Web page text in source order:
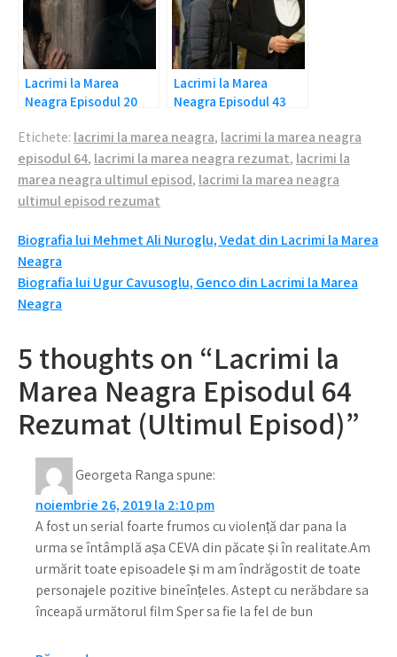
Lacrimi la Marea
Neagra Episodul 20
Lacrimi la Marea
Neagra Episodul 43
sun dezvaluite!
Etichete: lacrimi la marea neagra, lacrimi la marea neagra
episodul 64, lacrimi la marea neagra rezumat, lacrimi la
marea neagra ultimul episod, lacrimi la marea neagra
ultimul episod rezumat
Navigare
în
articole
Biografia lui Mehmet Ali Nuroglu, Vedat din Lacrimi la Marea
Neagra
Biografia lui Ugur Cavusoglu, Genco din Lacrimi la Marea
Neagra
5 thoughts on “Lacrimi la
Marea Neagra Episodul 64
Rezumat (Ultimul Episod)”
Georgeta Rangaspune:
noiembrie 26, 2019 la 2:10 pm
A fost un serial foarte frumos cu violență dar pana la
urma se întâmplă așa CEVA din păcate și în realitate.Am
urmărit toate episoadele și m am îndrăgostit de toate
personajele pozitive bineînțeles. Astept cu nerăbdare sa
înceapă următorul film Sper sa fie la fel de bun